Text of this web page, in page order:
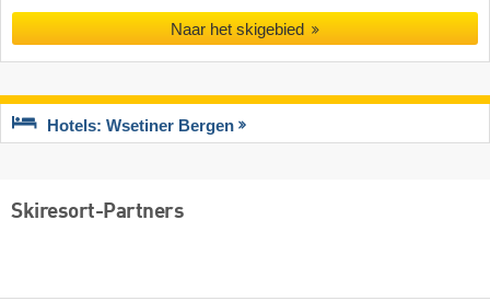
Naar het skigebied
Hotels: Wsetiner Bergen
Skiresort-Partners